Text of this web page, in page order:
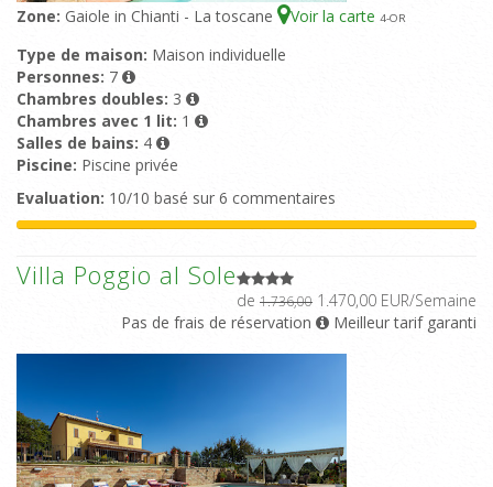
Zone: Gaiole in Chianti - La toscane Voir la carte 4-OR
Type de maison: Maison individuelle
Personnes: 7
Chambres doubles: 3
Chambres avec 1 lit: 1
Salles de bains: 4
Piscine: Piscine privée
Evaluation: 10/10 basé sur 6 commentaires
Villa Poggio al Sole
de 1.736,00 1.470,00 EUR/Semaine
Pas de frais de réservation
Meilleur tarif garanti